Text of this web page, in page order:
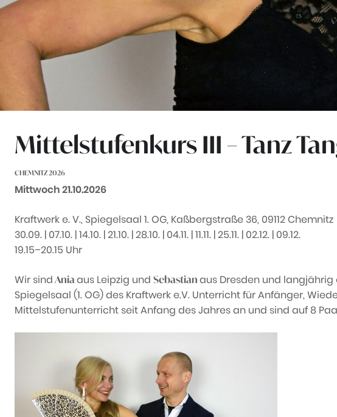
Mittelstufenkurs III – Tanz
CHEMNITZ 2026
Datum:
Mittwoch 21.10.2026
Kraftwerk e. V., Spiegelsaal 1. OG, Kaßbergstraße 36, 09112 Chemnitz
30.09. | 07.10. | 14.10. | 21.10. | 28.10. | 04.11. | 11.11. | 25.11. | 02.12. | 09.12.
19.15–20.15 Uhr
Wir sind Aniaaus Leipzig und Sebastian aus Dresden und langjährig
Spiegelsaal (1. OG) des Kraftwerk e.V. Unterricht für Anfänger,
Mittelstufenunterricht seit Anfang des Jahres an und sind auf 8